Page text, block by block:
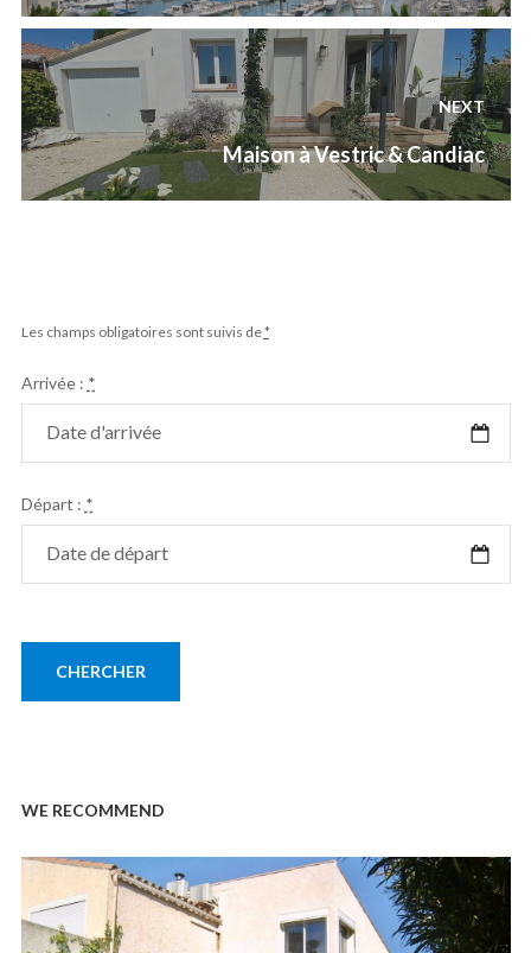
NEXT
Next
post:
Maison à Vestric & Candiac
Les champs obligatoires sont suivis de*
Arrivée : *
Départ : *
WE RECOMMEND